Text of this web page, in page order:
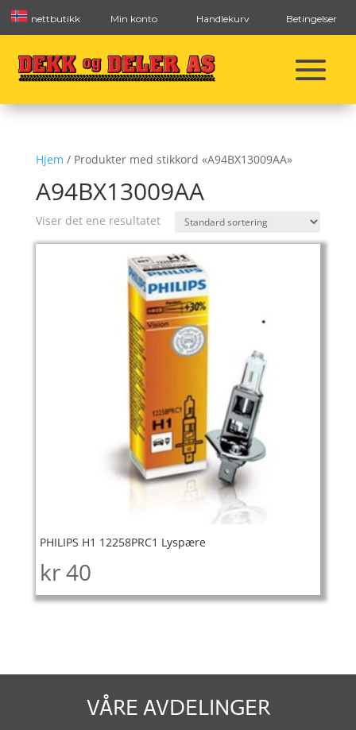
nettbutikk Min konto Handlekurv Betingelser
Hjem / Produkter med stikkord «A94BX13009AA»
A94BX13009AA
Viser det ene resultatet
PHILIPS H1 12258PRC1 Lyspære
kr40
VÅRE AVDELINGER